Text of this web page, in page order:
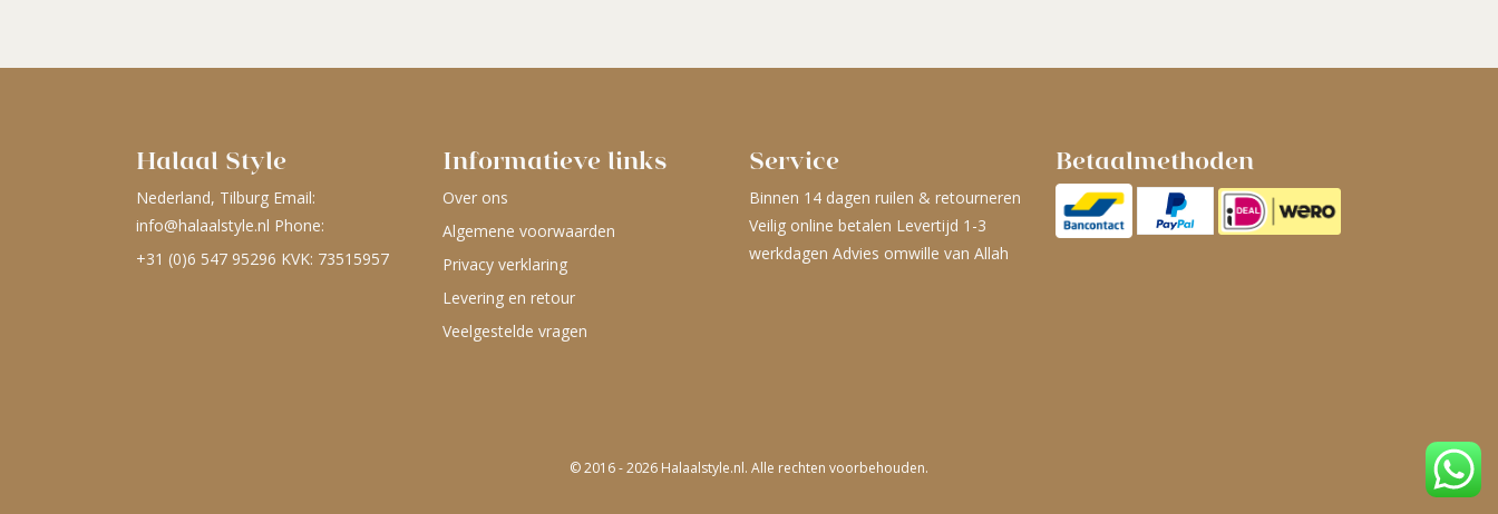
Halaal Style
Nederland, Tilburg Email:
info@halaalstyle.nl Phone:
+31 (0)6 547 95296 KVK: 73515957
Informatieve links
Over ons
Algemene voorwaarden
Privacy verklaring
Levering en retour
Veelgestelde vragen
Service
Binnen 14 dagen ruilen & retourneren
Veilig online betalen Levertijd 1-3
werkdagen Advies omwille van Allah
Betaalmethoden
© 2016 - 2026 Halaalstyle.nl. Alle rechten voorbehouden.